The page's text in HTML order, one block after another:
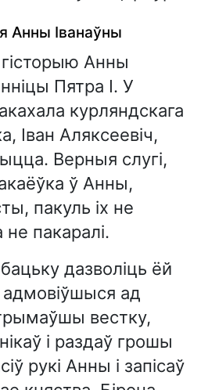
Анны Іванаўны
гісторыю Анны
Пятра I. У
курляндскага
Іван Аляксеевіч,
Верныя слугі,
ў Анны,
пакуль іх не
не пакаралі.
дазволіць ёй
адмовіўшыся ад
вестку,
і раздаў грошы
рукі Анны і запісаў